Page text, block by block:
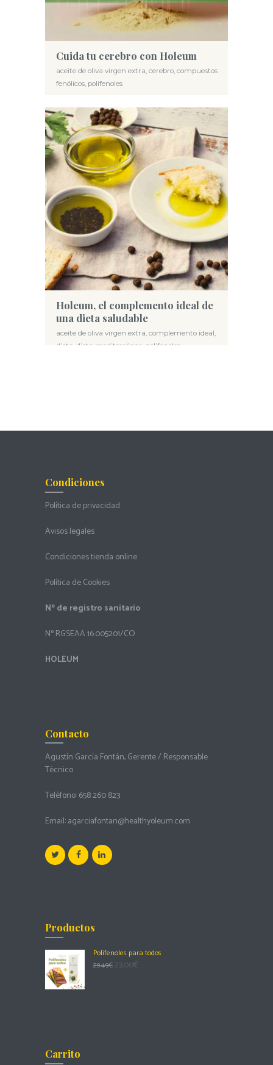
Cuida tu cerebro con Holeum
aceite de oliva virgen extra, cerebro, compuestos
fenólicos, polifenoles
Holeum, el complemento ideal de
una dieta saludable
aceite de oliva virgen extra, complemento ideal,
dieta dieta mediterránea polifenoles
Condiciones
Política de privacidad
Avisos legales
Condiciones tienda online
Política de Cookies
Nº de registro sanitario
Nº RGSEAA 16.005201/CO
HOLEUM
Contacto
Agustín García Fontán, Gerente / Responsable
Técnico
Teléfono:658 260 823
Email:agarciafontan@healthyoleum.com
Productos
Polifenoles para todos
29.49€ 23.00€
Carrito